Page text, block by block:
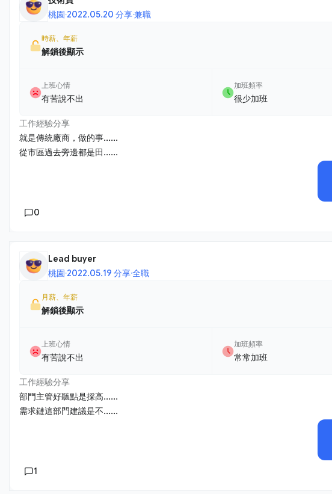
桃園·2022.05.20 分享·兼職
時薪、年薪
解鎖後顯示
上班心情
有苦說不出
加班頻率
很少加班
工作經驗分享
就是傳統廠商，做的事......
從市區過去旁邊都是田......
0
Lead buyer
桃園·2022.05.19 分享·全職
月薪、年薪
解鎖後顯示
上班心情
有苦說不出
加班頻率
常常加班
工作經驗分享
部門主管好聽點是採高......
需求鏈這部門建議是不......
1